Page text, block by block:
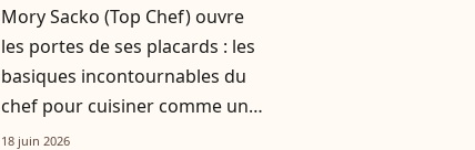
Mory Sacko (Top Chef) ouvre
les portes de ses placards : les
basiques incontournables du
chef pour cuisiner comme un
pro
18 juin 2026